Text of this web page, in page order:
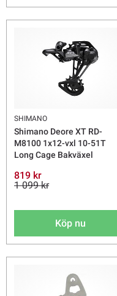
SHIMANO
Shimano Deore XT RD-
M8100 1x12-vxl 10-51T
Long Cage Bakväxel
819 kr
1 099 kr
Köp nu